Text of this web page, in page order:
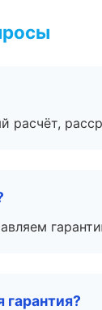
расчёт,
гарантия?